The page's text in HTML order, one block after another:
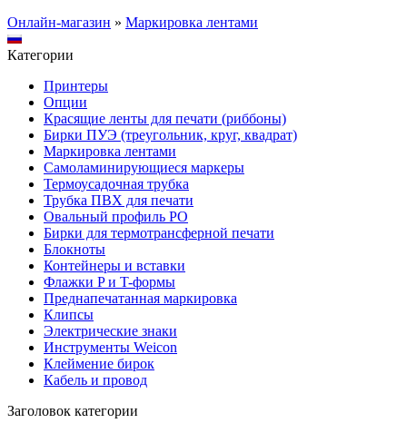
Онлайн-магазин » Маркировка лентами
Категории
Принтеры
Опции
Красящие ленты для печати (риббоны)
Бирки ПУЭ (треугольник, круг, квадрат)
Маркировка лентами
Самоламинирующиеся маркеры
Термоусадочная трубка
Трубка ПВХ для печати
Овальный профиль PO
Бирки для термотрансферной печати
Блокноты
Контейнеры и вставки
Флажки P и T-формы
Преднапечатанная маркировка
Клипсы
Электрические знаки
Инструменты Weicon
Клеймение бирок
Кабель и провод
Заголовок категории